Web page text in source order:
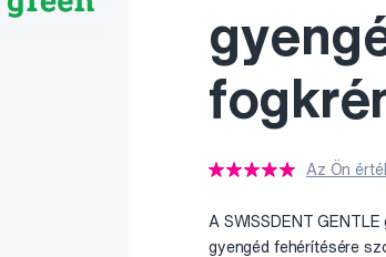
Az Ön
A SWISSDENT
gyengéd fehérítésére